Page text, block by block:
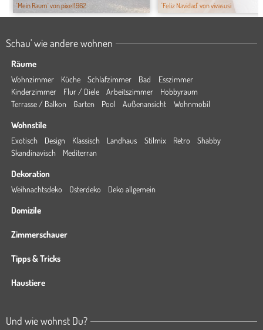
'Mein Raum' von pixel1962 'Feliz Navidad' von vivasusi
Schau' wie andere wohnen
Räume
Wohnzimmer Küche Schlafzimmer Bad
Esszimmer
Kinderzimmer
Flur / Diele Arbeitszimmer
Hobbyraum
Terrasse / Balkon
Garten Pool Außenansicht Wohnmobil
Wohnstile
Exotisch Design Klassisch Landhaus Stilmix Retro
Shabby
Skandinavisch
Mediterran
Dekoration
Weihnachtsdeko Osterdeko Deko allgemein
Domizile
Zimmerschauer
Tipps & Tricks
Haustiere
Und wie wohnst Du?